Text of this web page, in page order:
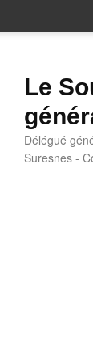
Le
Délégué
Suresnes -